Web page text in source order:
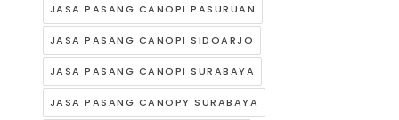
JASA PASANG CANOPI PASURUAN
JASA PASANG CANOPI SIDOARJO
JASA PASANG CANOPI SURABAYA
JASA PASANG CANOPY SURABAYA